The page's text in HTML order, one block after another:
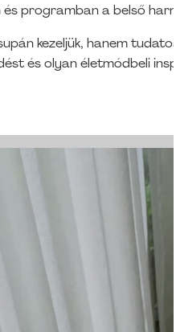
programban a belső
kezeljük, hanem
és olyan életmódbeli